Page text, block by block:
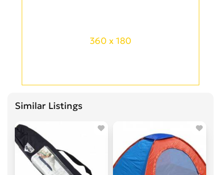
360 x 180
Similar Listings